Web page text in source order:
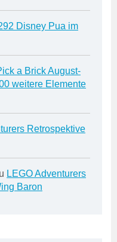
Disney Pua im
a Brick August-
weitere Elemente
Retrospektive
LEGO Adventurers
Baron